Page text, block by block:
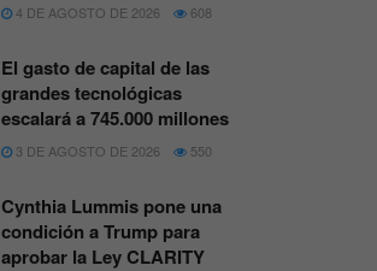
4 DE AGOSTO DE 2026 608
El gasto de capital de las
grandes tecnológicas
escalará a 745.000 millones
3 DE AGOSTO DE 2026 550
Cynthia Lummis pone una
condición a Trump para
aprobar la Ley CLARITY